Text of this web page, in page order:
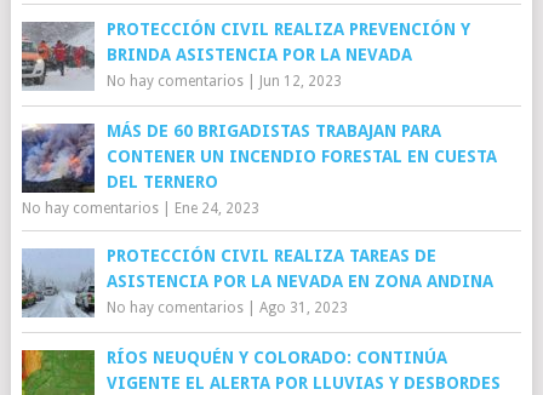
PROTECCIÓN CIVIL REALIZA PREVENCIÓN Y
BRINDA ASISTENCIA POR LA NEVADA
No hay comentarios| Jun 12, 2023
MÁS DE 60 BRIGADISTAS TRABAJAN PARA
CONTENER UN INCENDIO FORESTAL EN CUESTA
DEL TERNERO
No hay comentarios| Ene 24, 2023
PROTECCIÓN CIVIL REALIZA TAREAS DE
ASISTENCIA POR LA NEVADA EN ZONA ANDINA
No hay comentarios| Ago 31, 2023
RÍOS NEUQUÉN Y COLORADO: CONTINÚA
VIGENTE EL ALERTA POR LLUVIAS Y DESBORDES